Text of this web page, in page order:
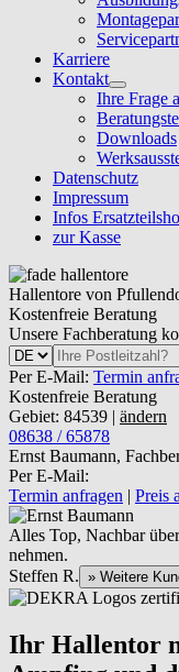
Karriere
Kontakt
Ihre Frage
Downloads
Datenschutz
Impressum
Infos
zur Kasse
Hallentore von
Kostenfreie Beratung
Unsere Fachberatung
Per E-Mail: Termin
Kostenfreie Beratung
Gebiet: 84539 | ändern
08638 / 65878
Ernst Baumann,
Per E-Mail:
Termin anfragen | Preis
Alles Top, Nachbar
nehmen.
Steffen R. » Weitere
Ihr Hallentor